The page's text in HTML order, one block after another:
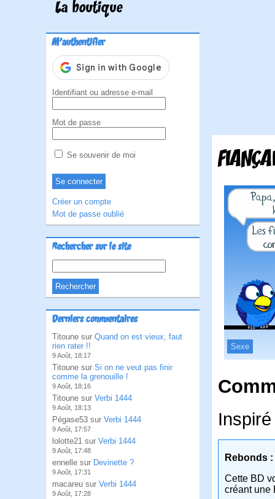
La boutique
M'authentifier
Identifiant ou adresse e-mail
Mot de passe
Se souvenir de moi
Créer un compte
Mot de passe oublié
Rechercher sur le site
Derniers commentaires
Titoune sur Quand on est vieux, faut
rien rater !!
9 Août, 18:17
Titoune sur Si on ne veut pas finir
comme la grenouille !
9 Août, 18:16
Titoune sur Verbi 1444
9 Août, 18:13
Pégase53 sur Verbi 1444
9 Août, 17:57
lolotte21 sur Verbi 1444
9 Août, 17:48
ennelle sur Devinette ?
9 Août, 17:31
macareu sur Verbi 1444
9 Août, 17:28
Sexe
Rebonds :
Cette BD
créant une